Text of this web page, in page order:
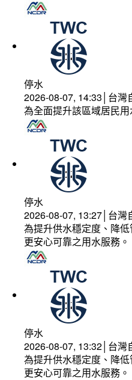
停水
2026-08-07, 14:33│台灣
為全面提升該區域居民
停水
2026-08-07, 13:27│台灣
為提升供水穩定度、降
更安心可靠之用水服務。
停水
2026-08-07, 13:32│台灣
為提升供水穩定度、降
更安心可靠之用水服務。